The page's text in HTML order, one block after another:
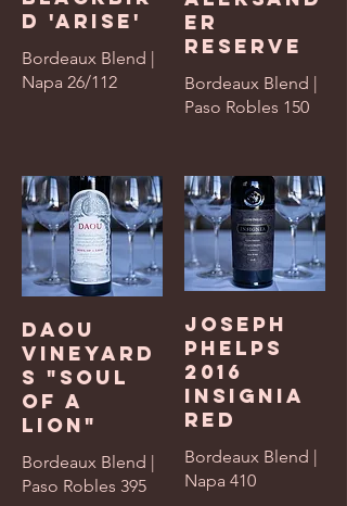
d 'Arise'
Bordeaux Blend |
Napa 26/112
er
Reserve
Bordeaux Blend |
Paso Robles 150
Daou
Vineyard
s "Soul
of a
Lion"
Bordeaux Blend |
Paso Robles 395
Joseph
Phelps
2016
Insignia
Red
Bordeaux Blend |
Napa 410